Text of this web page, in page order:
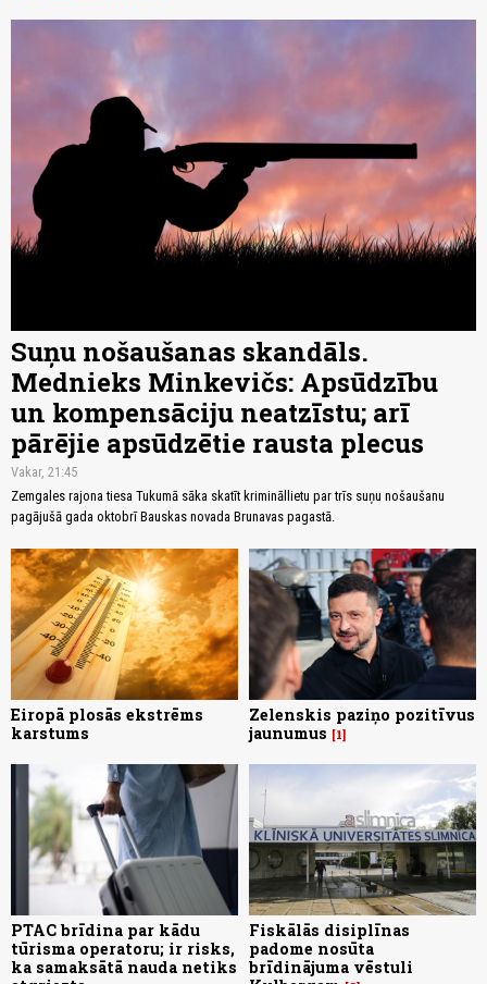
Suņu nošaušanas skandāls.
Mednieks Minkevičs: Apsūdzību
un kompensāciju neatzīstu; arī
pārējie apsūdzētie rausta plecus
Vakar, 21:45
Zemgales rajona tiesa Tukumā sāka skatīt krimināllietu par trīs suņu nošaušanu
pagājušā gada oktobrī Bauskas novada Brunavas pagastā.
Eiropā plosās ekstrēms
karstums
Zelenskis paziņo pozitīvus
jaunumus
1
PTAC brīdina par kādu
tūrisma operatoru; ir risks,
ka samaksātā nauda netiks
Fiskālās disiplīnas
padome nosūta
brīdinājuma vēstuli